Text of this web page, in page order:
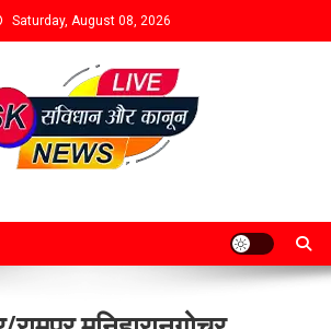
Saturday, August 08, 2026